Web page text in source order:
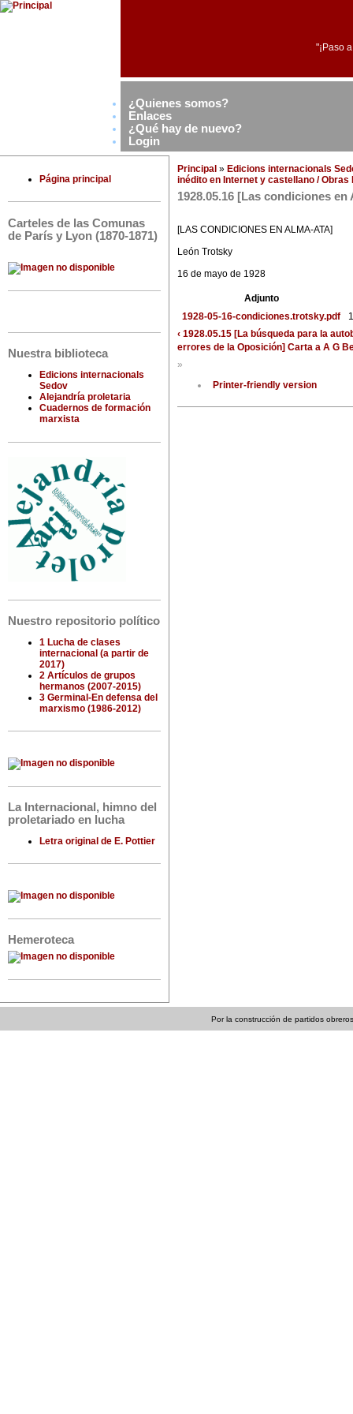
"¡Paso
¿Quienes somos?
Enlaces
¿Qué hay de nuevo?
Login
Página principal
Carteles de las Comunas
de París y Lyon (1870-1871)
Nuestra biblioteca
Edicions internacionals
Sedov
Alejandría proletaria
Cuadernos de formación
marxista
Nuestro repositorio político
1 Lucha de clases
internacional (a partir de
2017)
2 Artículos de grupos
hermanos (2007-2015)
3 Germinal-En defensa del
marxismo (1986-2012)
La Internacional, himno del
proletariado en lucha
Letra original de E. Pottier
Hemeroteca
Principal » Edicions internacionals
inédito en Internet y castellano / Obras
1928.05.16 [Las condiciones
[LAS CONDICIONES EN ALMA-ATA]
León Trotsky
16 de mayo de 1928
Adjunto
1928-05-16-condiciones.trotsky.pdf
‹ 1928.05.15 [La búsqueda para la
errores de la Oposición] Carta a A G
»
Printer-friendly version
Por la construcción de partidos